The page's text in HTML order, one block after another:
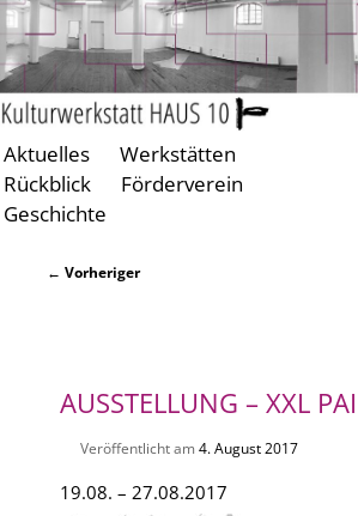
Zum
primären
Inhalt
Zum
sekundären
Inhalt
Aktuelles
Werkstätten
Rückblick
Förderverein
Geschichte
Beitragsnavigation
← Vorheriger
AUSSTELLUNG – XXL
Veröffentlicht am 4. August 2017
19.08. – 27.08.2017